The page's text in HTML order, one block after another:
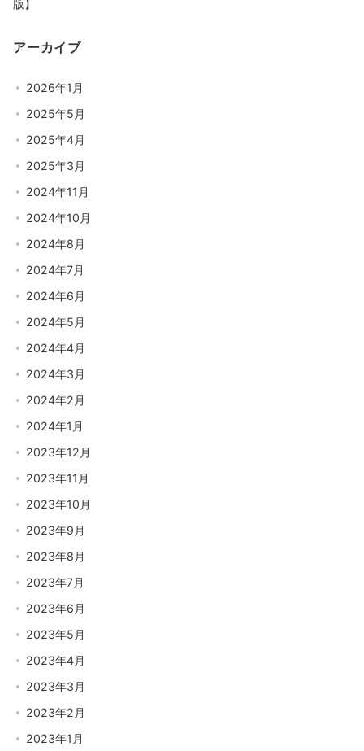
版】
アーカイブ
2026年1月
2025年5月
2025年4月
2025年3月
2024年11月
2024年10月
2024年8月
2024年7月
2024年6月
2024年5月
2024年4月
2024年3月
2024年2月
2024年1月
2023年12月
2023年11月
2023年10月
2023年9月
2023年8月
2023年7月
2023年6月
2023年5月
2023年4月
2023年3月
2023年2月
2023年1月